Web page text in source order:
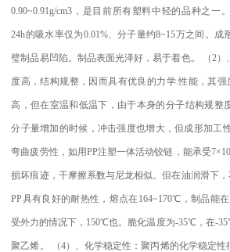
0.90~0.91g/cm3 ，是目前所有塑料中轻的品种之一
24h的吸水率仅为0.01%、分子量约8~15万之间。成
璧制品易凹陷。制品表面光泽好，易于着色。 （2）
度高，结构规整，因而具有优良的力学.性能，其强
高，但在室温和低温下，由于本身的分子结构规整
分子量增加的时候，冲击强度也增大，但成形加工
弯曲疲劳性，如用PP注塑一体活动铰链，能承受7×10
损坏痕迹，干摩擦系数与尼龙相似。但在油润滑下，
PP具有良好的耐热性，熔点在164~170℃ ，制品能在
受外力的情况下， 150℃也。脆化温度为-35℃，在-35
聚乙烯。 （4）、化学稳定性：聚丙烯的化学稳定性